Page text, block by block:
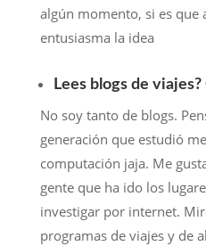
algún momento, si es que
entusiasma la idea
Lees blogs de viajes?
No soy tanto de blogs.
generación que estudió
computación jaja. Me
gente que ha ido los
investigar por internet.
programas de viajes y de